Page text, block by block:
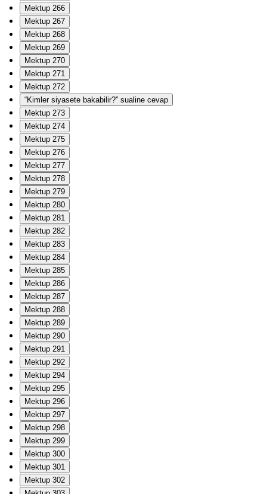
Mektup 266
Mektup 267
Mektup 268
Mektup 269
Mektup 270
Mektup 271
Mektup 272
“Kimler siyasete bakabilir?” sualine cevap
Mektup 273
Mektup 274
Mektup 275
Mektup 276
Mektup 277
Mektup 278
Mektup 279
Mektup 280
Mektup 281
Mektup 282
Mektup 283
Mektup 284
Mektup 285
Mektup 286
Mektup 287
Mektup 288
Mektup 289
Mektup 290
Mektup 291
Mektup 292
Mektup 294
Mektup 295
Mektup 296
Mektup 297
Mektup 298
Mektup 299
Mektup 300
Mektup 301
Mektup 302